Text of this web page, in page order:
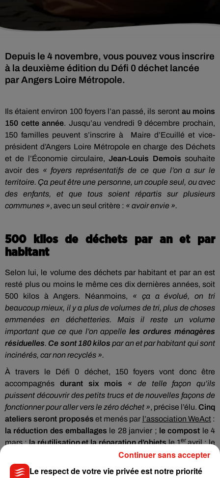
Depuis le 4 novembre, vous pouvez vous inscrire
à la deuxième édition du Défi 0 déchet lancée
par Angers Loire Métropole.
Ils étaient environ 100 foyers l’an passé, ils seront au moins
150 cette année. Jusqu’au vendredi 9 décembre prochain,
150 familles peuvent s’inscrire à Maire d’Ecuillé et vice-
président d’Angers Loire Métropole en charge des Déchets
et de l’Économie circulaire,Jean-Louis Demois souhaite
avoir des « foyers représentatifs de ce que l’on a sur le
territoire. Ça peut être une personne, un couple seul, ou avec
des enfants, et que tous soient répartis sur plusieurs
communes », avec un seul critère : « avoir envie ».
500 kilos de déchets par an et par
habitant
Selon lui, le volume des déchets par habitant et par an est
resté plus ou moins le même ces dix dernières années, soit
500 kilos à Angers. Néanmoins, « ça a évolué, on tri
beaucoup mieux, il y a plus de volumes de tri, plus de choses
emmenées en déchetteries. Mais il reste un volume
important que ce que l’on appelleles ordures ménagères
résiduelles. Ce sont 180 kilospar an et par habitant qui sont
incinérés, car non recyclés ».
À travers le Défi 0 déchet, 150 foyers vont donc être
accompagnés durant six mois
« de telle façon qu’ils
puissent découvrir des petits trucs et de nouvelles façons de
fonctionner pour aller vers le zéro déchet », précise l’élu. Cinq
ateliers seront proposés et menés par l’association WeAct:
la réduction des emballages le 28 janvier ; le compost le 4
mars ;la réutilisation et la réparation d’objetsle 1eravril ; le
la cuisine antigaspile 13 mai.
150 foyers seront retenus pour le défi mais Jean-Louis
Le respect de votre vie privée est notre priorité
Continuer sans accepter